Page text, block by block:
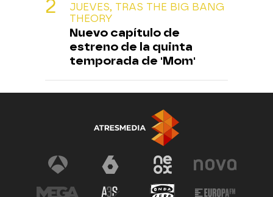
JUEVES, TRAS THE BIG BANG
THEORY
Nuevo capítulo de
estreno de la quinta
temporada de 'Mom'